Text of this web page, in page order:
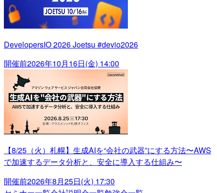
DevelopersIO 2026 Joetsu #devio2026
開催前2026年10月16日(金) 14:00
【8/25（火）札幌】生成AIを“会社の武器”にする方法〜AWS
で加速するデータ分析と、安全に導入する仕組み〜
開催前2026年8月25日(火) 17:30